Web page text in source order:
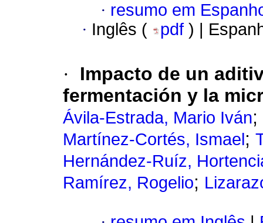
· resumo em
· Inglês ( pdf ) |
·
Impacto de un
fermentación y la
Ávila-Estrada, Mario Iván;
Martínez-Cortés, Ismael ;
Hernández-Ruíz,
Ramírez, Rogelio;